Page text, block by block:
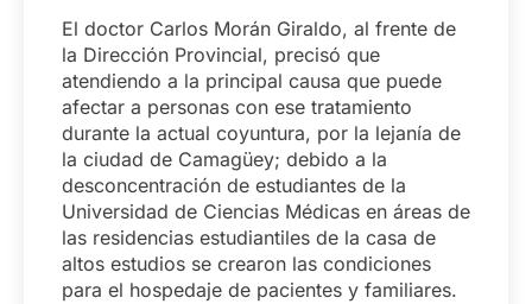
El doctor Carlos Morán Giraldo, al frente de
la Dirección Provincial, precisó que
atendiendo a la principal causa que puede
afectar a personas con ese tratamiento
durante la actual coyuntura, por la lejanía de
la ciudad de Camagüey; debido a la
desconcentración de estudiantes de la
Universidad de Ciencias Médicas en áreas de
las residencias estudiantiles de la casa de
altos estudios se crearon las condiciones
para el hospedaje de pacientes y familiares.